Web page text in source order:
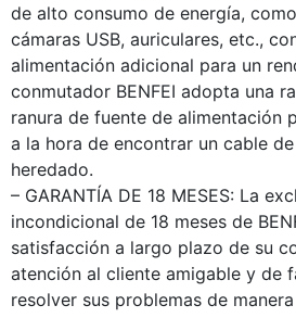
de alto consumo de energía,
cámaras USB, auriculares, etc.,
alimentación adicional para un
conmutador BENFEI adopta una
ranura de fuente de alimentación
a la hora de encontrar un cable
heredado.
– GARANTÍA DE 18 MESES: La
incondicional de 18 meses de
satisfacción a largo plazo de su
atención al cliente amigable y de
resolver sus problemas de